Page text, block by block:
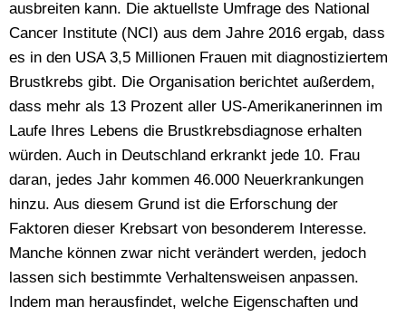
ausbreiten kann. Die aktuellste Umfrage des National
Cancer Institute (NCI) aus dem Jahre 2016 ergab, dass
es in den USA 3,5 Millionen Frauen mit diagnostiziertem
Brustkrebs gibt. Die Organisation berichtet außerdem,
dass mehr als 13 Prozent aller US-Amerikanerinnen im
Laufe Ihres Lebens die Brustkrebsdiagnose erhalten
würden. Auch in Deutschland erkrankt jede 10. Frau
daran, jedes Jahr kommen 46.000 Neuerkrankungen
hinzu. Aus diesem Grund ist die Erforschung der
Faktoren dieser Krebsart von besonderem Interesse.
Manche können zwar nicht verändert werden, jedoch
lassen sich bestimmte Verhaltensweisen anpassen.
Indem man herausfindet, welche Eigenschaften und